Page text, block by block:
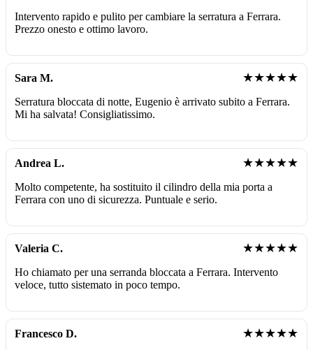
Intervento rapido e pulito per cambiare la serratura a Ferrara.
Prezzo onesto e ottimo lavoro.
Sara M. ★★★★★
Serratura bloccata di notte, Eugenio è arrivato subito a Ferrara.
Mi ha salvata! Consigliatissimo.
Andrea L. ★★★★★
Molto competente, ha sostituito il cilindro della mia porta a
Ferrara con uno di sicurezza. Puntuale e serio.
Valeria C. ★★★★★
Ho chiamato per una serranda bloccata a Ferrara. Intervento
veloce, tutto sistemato in poco tempo.
Francesco D. ★★★★★